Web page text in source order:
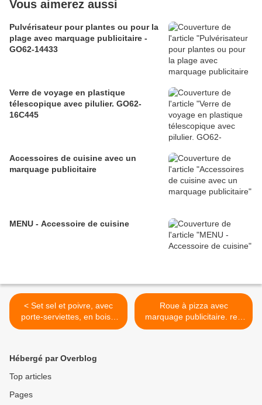
Vous aimerez aussi
Pulvérisateur pour plantes ou pour la
plage avec marquage publicitaire -
GO62-14433
Verre de voyage en plastique
télescopique avec pilulier. GO62-
16C445
Accessoires de cuisine avec un
marquage publicitaire
MENU - Accessoire de cuisine
< Set sel et poivre, avec
porte-serviettes, en bois -
Ref: GO62-05C077
Roue à pizza avec
marquage publicitaire. ref:
GO62-10C417 >
Hébergé par Overblog
Top articles
Pages